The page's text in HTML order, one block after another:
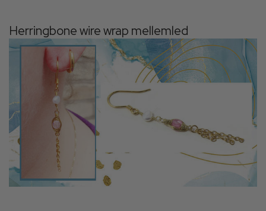
Herringbone wire wrap mellemled